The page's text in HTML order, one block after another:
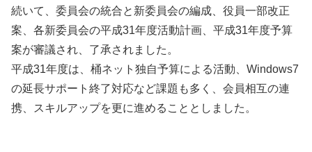
続いて、委員会の統合と新委員会の編成、役員一部改正
案、各新委員会の平成31年度活動計画、平成31年度予算
案が審議され、了承されました。
平成31年度は、桶ネット独自予算による活動、Windows7
の延長サポート終了対応など課題も多く、会員相互の連
携、スキルアップを更に進めることとしました。